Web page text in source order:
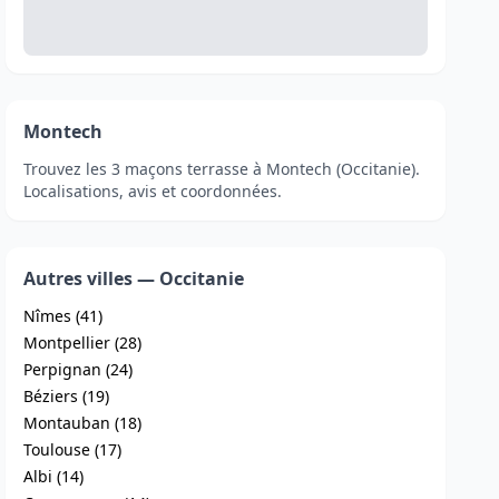
Montech
Trouvez les 3 maçons terrasse à Montech (Occitanie).
Localisations, avis et coordonnées.
Autres villes — Occitanie
Nîmes (41)
Montpellier (28)
Perpignan (24)
Béziers (19)
Montauban (18)
Toulouse (17)
Albi (14)